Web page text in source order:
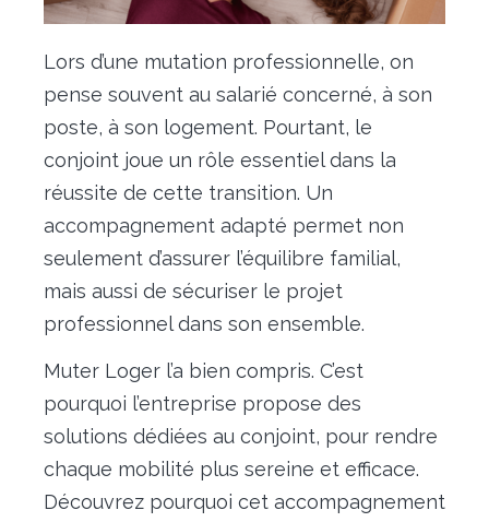
Déménagement militaire – PFMD Officielle
Conciergerie
Nos outils
Contact
Lors d’une mutation professionnelle, on
pense souvent au salarié concerné, à son
poste, à son logement. Pourtant, le
conjoint joue un rôle essentiel dans la
réussite de cette transition. Un
accompagnement adapté permet non
seulement d’assurer l’équilibre familial,
mais aussi de sécuriser le projet
professionnel dans son ensemble.
Muter Loger l’a bien compris. C’est
pourquoi l’entreprise propose des
solutions dédiées au conjoint, pour rendre
chaque mobilité plus sereine et efficace.
Découvrez pourquoi cet accompagnement